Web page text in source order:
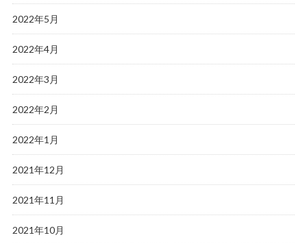
2022年5月
2022年4月
2022年3月
2022年2月
2022年1月
2021年12月
2021年11月
2021年10月